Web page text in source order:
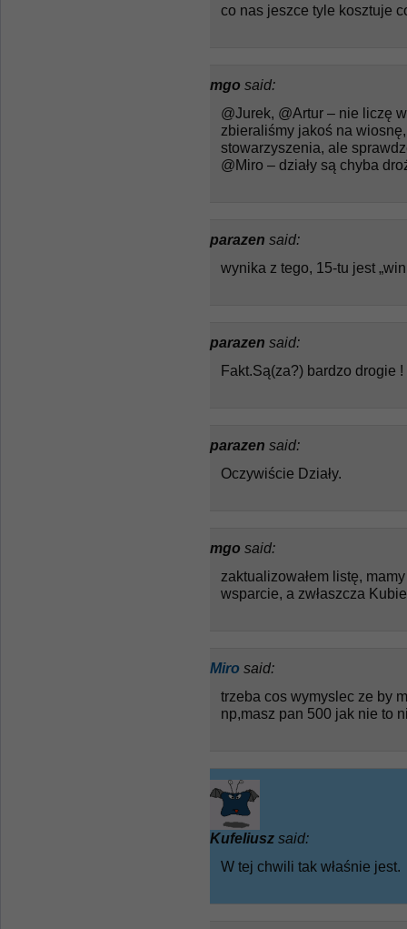
co nas jeszce tyle kosztuje
mgo said:
@Jurek, @Artur – nie liczę
zbieraliśmy jakoś na
stowarzyszenia, ale
@Miro – działy są chyba
parazen said:
wynika z tego, 15-tu jest
parazen said:
Fakt.Są(za?) bardzo drogie !
parazen said:
Oczywiście Działy.
mgo said:
zaktualizowałem listę,
wsparcie, a zwłaszcza
Miro said:
trzeba cos wymyslec ze by
np,masz pan 500 jak nie to
Kufeliusz said:
W tej chwili tak właśnie jest.